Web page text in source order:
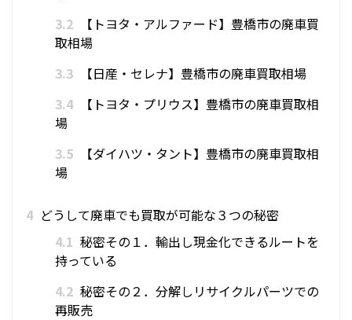
3.2
【トヨタ・アルファード】豊橋市の廃車買
取相場
3.3
【日産・セレナ】豊橋市の廃車買取相場
3.4
【トヨタ・プリウス】豊橋市の廃車買取相
場
3.5
【ダイハツ・タント】豊橋市の廃車買取相
場
4 どうして廃車でも買取が可能な３つの秘密
4.1 秘密その１．輸出し現金化できるルートを
持っている
4.2 秘密その２．分解しリサイクルパーツでの
再販売